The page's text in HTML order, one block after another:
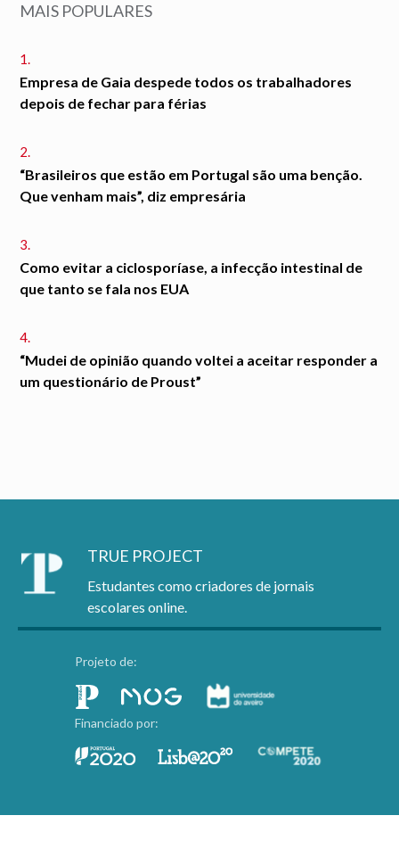
MAIS POPULARES
1.
Empresa de Gaia despede todos os trabalhadores
depois de fechar para férias
2.
“Brasileiros que estão em Portugal são uma benção.
Que venham mais”, diz empresária
3.
Como evitar a ciclosporíase, a infecção intestinal de
que tanto se fala nos EUA
4.
“Mudei de opinião quando voltei a aceitar responder a
um questionário de Proust”
TRUE PROJECT
Estudantes como criadores de jornais
escolares online.
Projeto de:
Financiado por: